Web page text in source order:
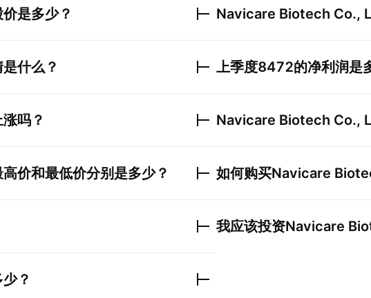
是多少？
什么？
吗？
价和最低价分别是多少？
？
Navicare Biotech Co.,
上季度8472的净利润是
Navicare Biotech Co.,
如何购买Navicare
我应该投资Navicare